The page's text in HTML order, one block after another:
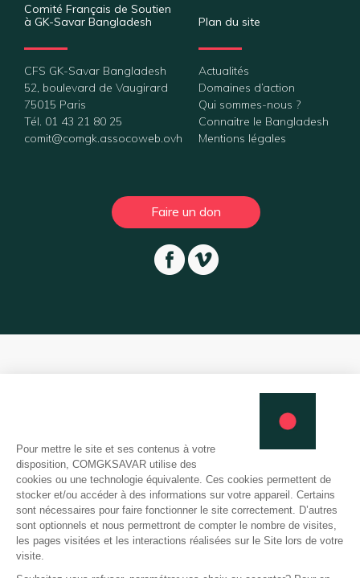
Comité Français de Soutien
à GK-Savar Bangladesh
CFS GK-Savar Bangladesh
52, boulevard de Vaugirard
75015 Paris
Tél. 01 43 21 80 25
comit@comgk.assocoweb.ovh
Plan du site
Actualités
Domaines d’action
Qui sommes-nous ?
Connaitre le Bangladesh
Mentions légales
Faire un don